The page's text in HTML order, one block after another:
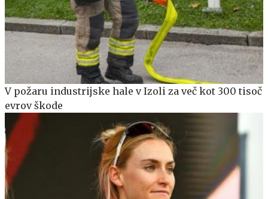
V požaru industrijske hale v Izoli za več kot 300 tisoč
evrov škode